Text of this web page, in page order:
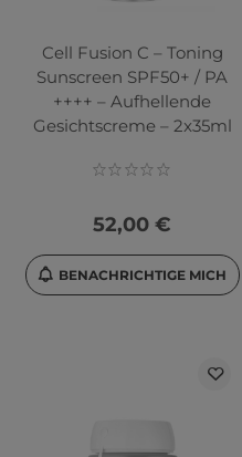
Cell Fusion C – Toning
Sunscreen SPF50+ / PA
++++ – Aufhellende
Gesichtscreme – 2x35ml
52,00 €
BENACHRICHTIGE MICH